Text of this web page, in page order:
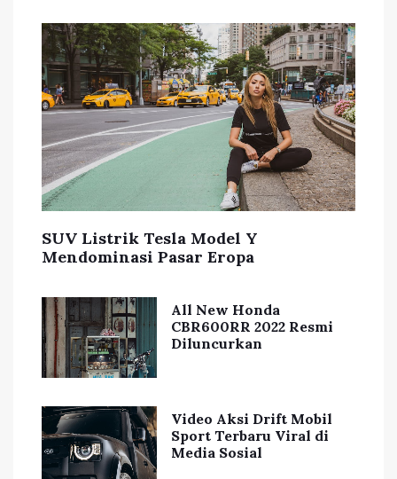
SUV Listrik Tesla Model Y
Mendominasi Pasar Eropa
All New Honda
CBR600RR 2022 Resmi
Diluncurkan
Video Aksi Drift Mobil
Sport Terbaru Viral di
Media Sosial